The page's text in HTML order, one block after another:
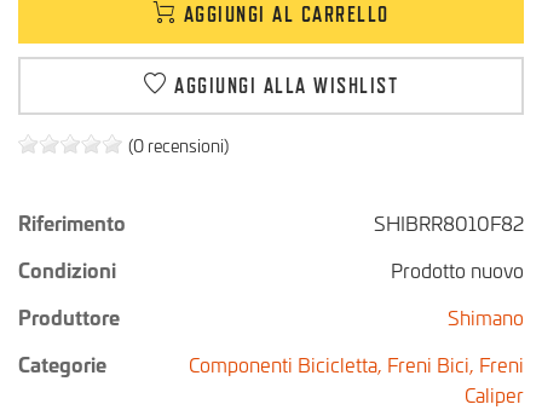
(0 recensioni)
Riferimento
SHIBRR8010F82
Condizioni
Prodotto nuovo
Produttore
Shimano
Categorie
Componenti Bicicletta, Freni Bici, Freni
Caliper
AGGIUNGI AL CARRELLO
AGGIUNGI ALLA WISHLIST